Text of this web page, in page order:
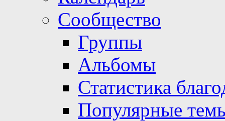
Сообщество
Группы
Альбомы
Статистика
Популярные